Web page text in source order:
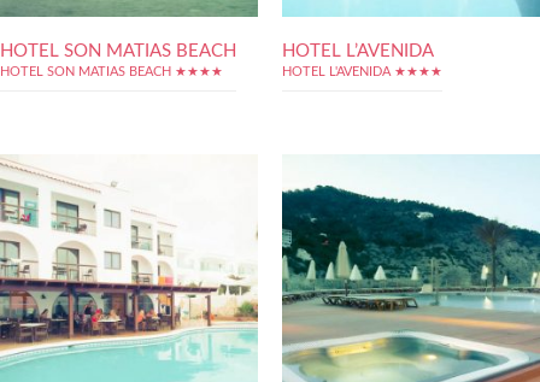
HOTEL SON MATIAS BEACH
HOTEL SON MATIAS BEACH ★★★★
HOTEL L’AVENIDA
HOTEL L'AVENIDA ★★★★